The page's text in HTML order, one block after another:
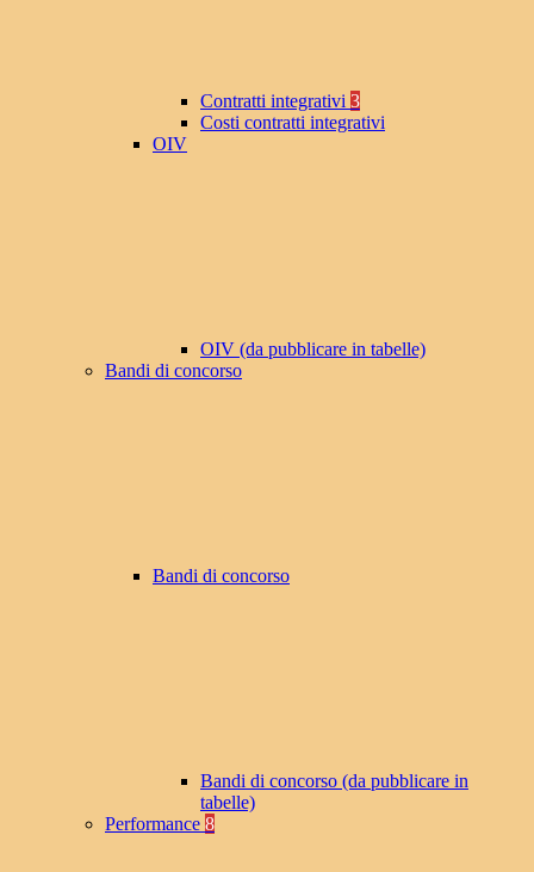
Contratti integrativi 3
Costi contratti integrativi
OIV
OIV (da pubblicare in tabelle)
Bandi di concorso
Bandi di concorso
Bandi di concorso (da pubblicare in
tabelle)
Performance 8